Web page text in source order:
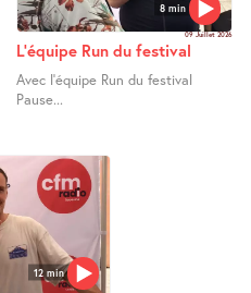
8 min
09 Juillet 2026
L’équipe Run du festival
Avec l’équipe Run du festival
Pause...
12 min